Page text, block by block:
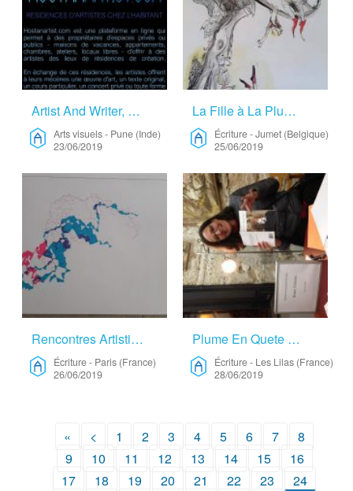
Artist And Writer, Happy Traveller – Arts Visuels
Arts visuels- Pune (Inde)
23/06/2019
La Fille à La Plume – Écriture
Écriture-Jumet (Belgique)
25/06/2019
Rencontres Artistiques – Écriture
Écriture- Paris (France)
26/06/2019
Plume En Quete De Nid… – Écriture
Écriture- Les Lilas (France)
28/06/2019
« < 1 2 3 4 5 6 7
8
9
10 11 12 13 14 15
16
17
18 19 20 21 22 23
24